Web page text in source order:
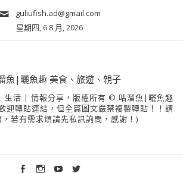
guliufish.ad@gmail.com
星期四, 6 8 月, 2026
活 | 情報分享，版權所有 © 咕溜魚|曬魚趣
迎轉貼連結，但全篇圖文嚴禁複製轉貼！！請
若有需求煩請先私訊詢問，感謝！)